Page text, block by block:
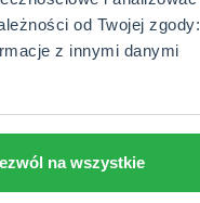
od Twojej zgody:
z innymi danymi
na wszystkie